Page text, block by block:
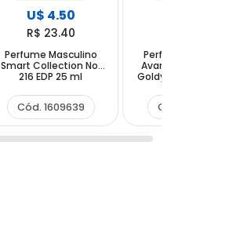
U$ 4.50
R$ 23.40
Perfume Masculino
Smart Collection No.
216 EDP 25 ml
Cód. 1609639
Perfume Masculino
Avar Collection One
Goldy N°103 EDP 30 ml
Cód. 1500981